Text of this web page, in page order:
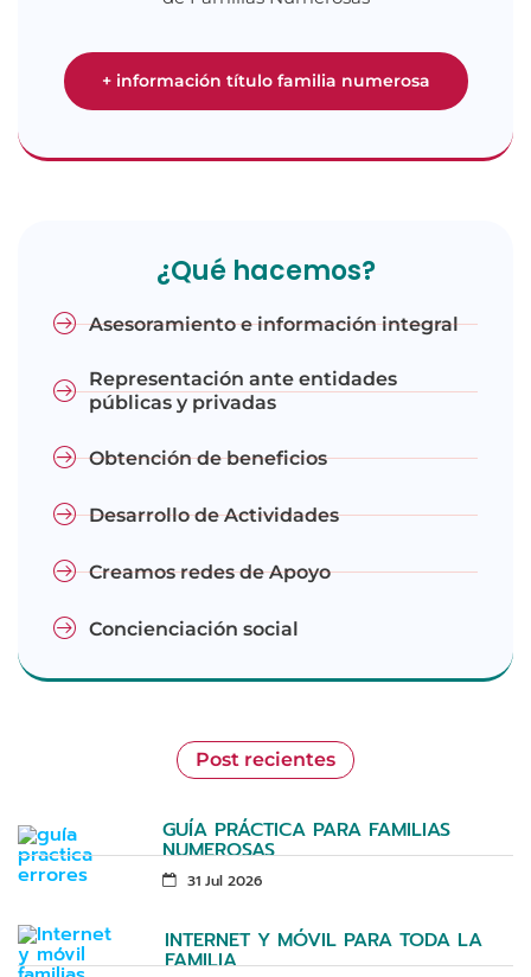
+ información título familia numerosa
¿Qué hacemos?
Asesoramiento e información integral
Representación ante entidades
públicas y privadas
Obtención de beneficios
Desarrollo de Actividades
Creamos redes de Apoyo
Concienciación social
Post recientes
GUÍA PRÁCTICA PARA FAMILIAS
NUMEROSAS
31 Jul 2026
INTERNET Y MÓVIL PARA TODA LA
FAMILIA